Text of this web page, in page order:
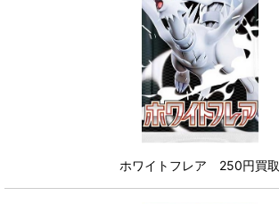
ホワイトフレア 250円買取